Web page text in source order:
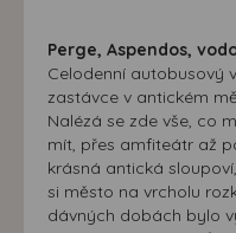
Perge, Aspendos,
Celodenní autobusový
zastávce v antickém
Nalézá se zde vše, co
mít, přes amfiteátr až
krásná antická
si město na vrcholu
dávných dobách bylo